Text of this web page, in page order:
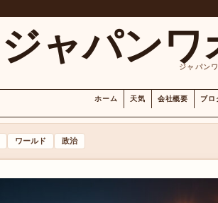
ジャパン
ジャパン
ホーム 天気 会社概要 ブロ
ワールド 政治